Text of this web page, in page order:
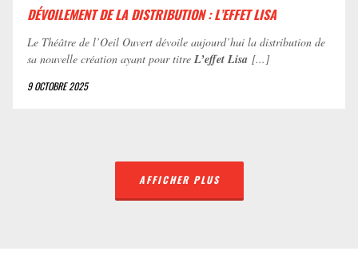
DÉVOILEMENT DE LA DISTRIBUTION : L’EFFET LISA
Le Théâtre de l’Oeil Ouvert dévoile aujourd’hui la distribution de
sa nouvelle création ayant pour titre L’effet Lisa [...]
9 OCTOBRE 2025
AFFICHER PLUS